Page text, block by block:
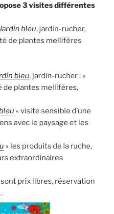
3 visites différentes
bleu, jardin-rucher,
de plantes mellifères
bleu, jardin-rucher : «
de plantes mellifères,
« visite sensible d’une
avec le paysage et les
« les produits de la ruche,
extraordinaires
prix libres, réservation